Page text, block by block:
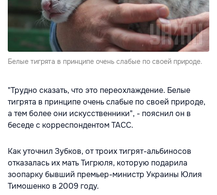
Белые тигрята в принципе очень слабые по своей природе.
"Трудно сказать, что это переохлаждение. Белые
тигрята в принципе очень слабые по своей природе,
а тем более они искусственники", - пояснил он в
беседе с корреспондентом ТАСС.
Как уточнил Зубков, от троих тигрят-альбиносов
отказалась их мать Тигрюля, которую подарила
зоопарку бывший премьер-министр Украины Юлия
Тимошенко в 2009 году.